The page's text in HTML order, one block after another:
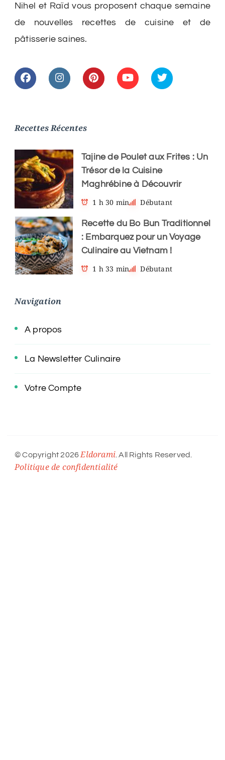
Nihel et Raïd vous proposent chaque semaine
de nouvelles recettes de cuisine et de
pâtisserie saines.
Recettes Récentes
Tajine de Poulet aux Frites : Un
Trésor de la Cuisine
Maghrébine à Découvrir
1 h 30 min
Débutant
Recette du Bo Bun Traditionnel
: Embarquez pour un Voyage
Culinaire au Vietnam !
1 h 33 min
Débutant
Navigation
A propos
La Newsletter Culinaire
Votre Compte
© Copyright 2026 Eldorami . All Rights Reserved.
Politique de confidentialité